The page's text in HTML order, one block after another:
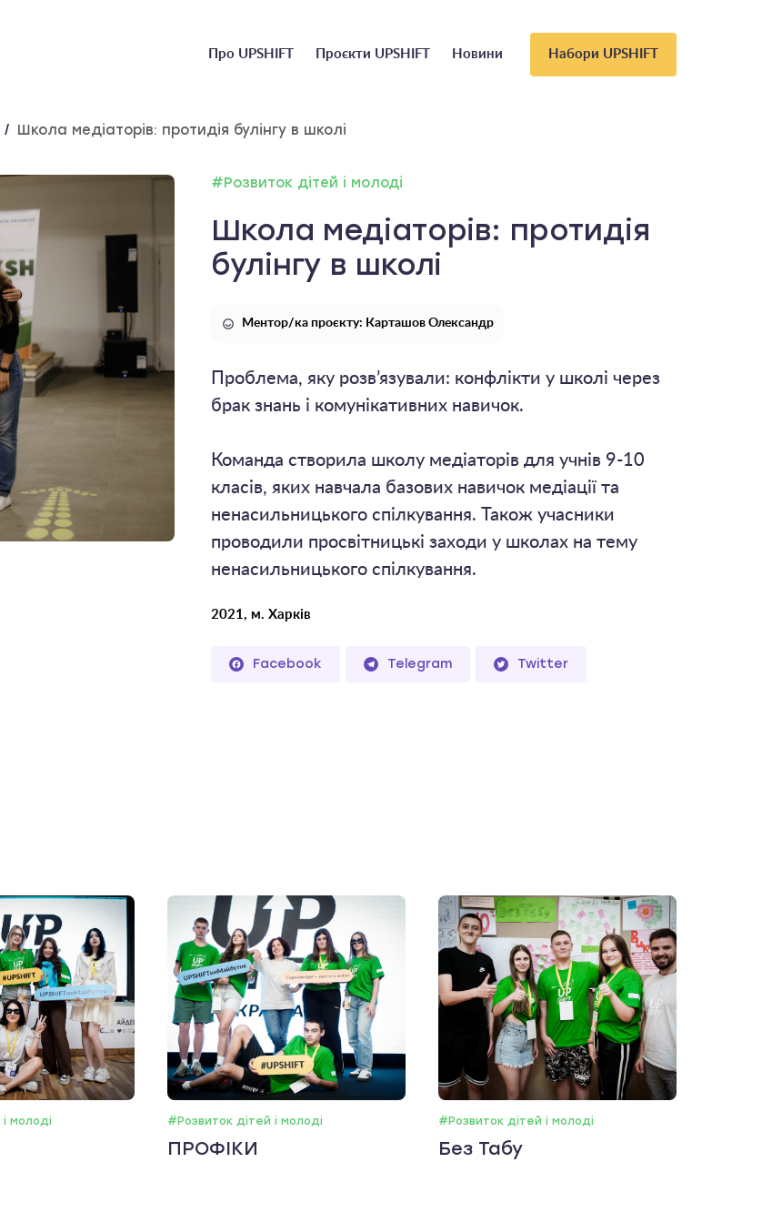
Головне
Про UPSHIFT Проєкти UPSHIFT Новини Набори UPSHIFT
/ Школа медіаторів: протидія булінгу в школі
#Розвиток дітей і молоді
Школа медіаторів: протидія
булінгу в школі
Ментор/ка проєкту: Карташов Олександр
Проблема, яку розв’язували: конфлікти у школі через
брак знань і комунікативних навичок.
Команда створила школу медіаторів для учнів 9-10
класів, яких навчала базових навичок медіації та
ненасильницького спілкування. Також учасники
проводили просвітницькі заходи у школах на тему
ненасильницького спілкування.
2021, м. Харків
Facebook Telegram Twitter
молоді #Розвиток дітей і молоді
ПРОФІКИ
#Розвиток дітей і молоді
Без Табу